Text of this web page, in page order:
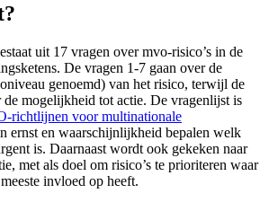
uit 17 vragen over mvo-risico’s in de
De vragen 1-7 gaan over de
genoemd) van het risico, terwijl de
de mogelijkheid tot actie. De vragenlijst is
richtlijnen voor multinationale
ernst en waarschijnlijkheid bepalen welk
is. Daarnaast wordt ook gekeken naar
met als doel om risico’s te prioriteren waar
invloed op heeft.